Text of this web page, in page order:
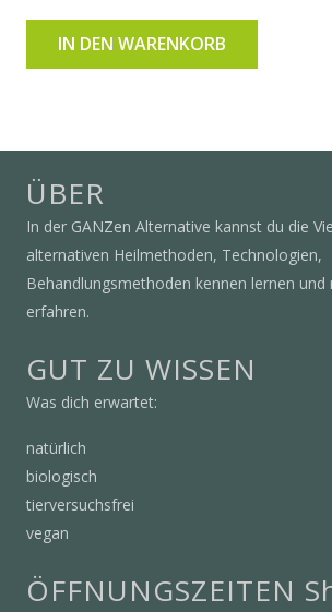
IN DEN WARENKORB
ÜBER
In der GANZen Alternative kannst du die
alternativen Heilmethoden, Technologien,
Behandlungsmethoden kennen lernen
erfahren.
GUT ZU WISSEN
Was dich erwartet:
natürlich
biologisch
tierversuchsfrei
vegan
ÖFFNUNGSZEITEN